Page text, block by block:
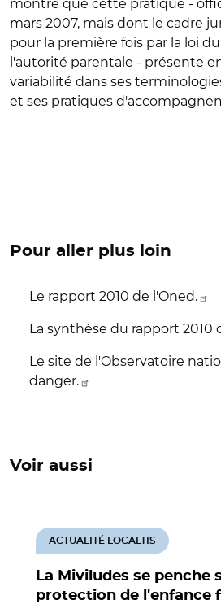
montre que cette pratique -
mars 2007, mais dont le cadre
pour la première fois par la loi
l'autorité parentale - présente
variabilité dans ses
et ses pratiques
Pour aller plus loin
Le rapport 2010 de l'Oned.
La synthèse du rapport 2010
Le site de l'Observatoire
danger.
Voir aussi
La Miviludes se penche
protection de l'enfance
ACTUALITÉ LOCALTIS